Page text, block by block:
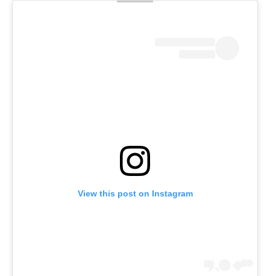
View this post on Instagram